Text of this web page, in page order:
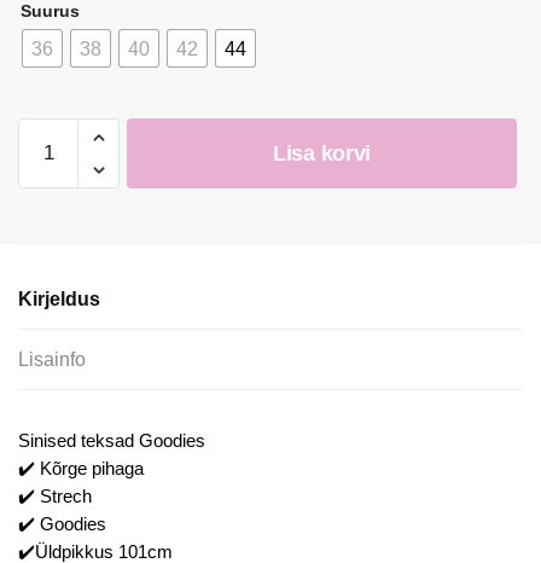
Suurus
36 38 40 42 44
kogus
Lisa korvi
Kirjeldus
Lisainfo
Sinised teksad Goodies
✔️ Kõrge pihaga
✔️ Strech
✔️ Goodies
✔️Üldpikkus 101cm